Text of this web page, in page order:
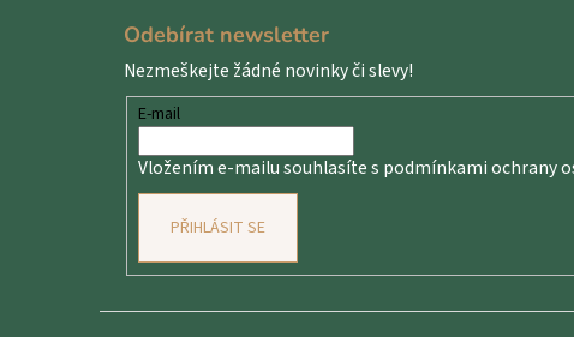
Odebírat newsletter
Nezmeškejte žádné novinky či slevy!
E-mail
Vložením e-mailu souhlasíte s podmínkami ochrany
PŘIHLÁSIT SE